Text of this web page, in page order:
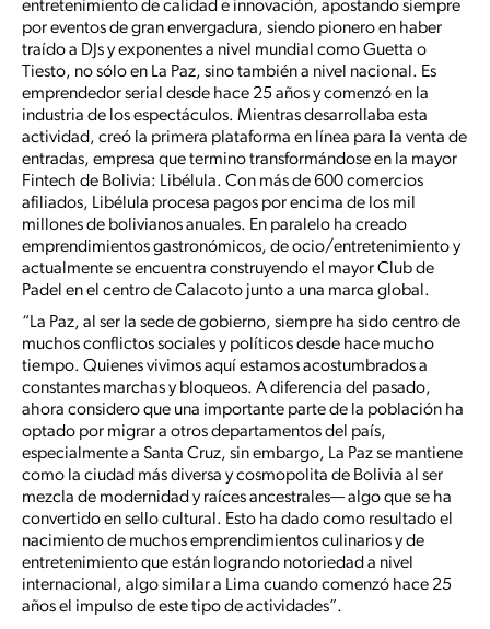
entretenimiento de calidad e innovación, apostando siempre
por eventos de gran envergadura, siendo pionero en haber
traído a DJs y exponentes a nivel mundial como Guetta o
Tiesto, no sólo en La Paz, sino también a nivel nacional. Es
emprendedor serial desde hace 25 años y comenzó en la
industria de los espectáculos. Mientras desarrollaba esta
actividad, creó la primera plataforma en línea para la venta de
entradas, empresa que termino transformándose en la mayor
Fintech de Bolivia: Libélula. Con más de 600 comercios
afiliados, Libélula procesa pagos por encima de los mil
millones de bolivianos anuales. En paralelo ha creado
emprendimientos gastronómicos, de ocio/entretenimiento y
actualmente se encuentra construyendo el mayor Club de
Padel en el centro de Calacoto junto a una marca global.
“La Paz, al ser la sede de gobierno, siempre ha sido centro de
muchos conflictos sociales y políticos desde hace mucho
tiempo. Quienes vivimos aquí estamos acostumbrados a
constantes marchas y bloqueos. A diferencia del pasado,
ahora considero que una importante parte de la población ha
optado por migrar a otros departamentos del país,
especialmente a Santa Cruz, sin embargo, La Paz se mantiene
como la ciudad más diversa y cosmopolita de Bolivia al ser
mezcla de modernidad y raíces ancestrales— algo que se ha
convertido en sello cultural. Esto ha dado como resultado el
nacimiento de muchos emprendimientos culinarios y de
entretenimiento que están logrando notoriedad a nivel
internacional, algo similar a Lima cuando comenzó hace 25
años el impulso de este tipo de actividades”.